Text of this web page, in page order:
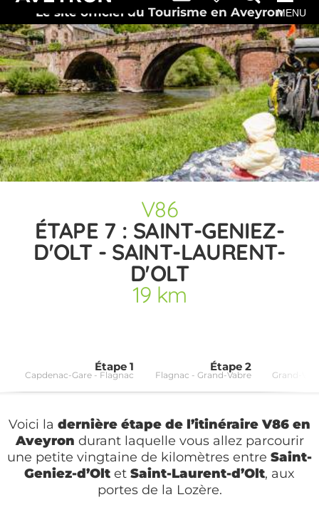
Le site officiel du Tourisme en AveyronMENU
V86
ÉTAPE 7 : SAINT-GENIEZ-
D'OLT - SAINT-LAURENT-
D'OLT
19 km
Étape 1
Capdenac-Gare - Flagnac
Étape 2
Flagnac - Grand-Vabre Grand-
Voici la dernière étape de l’itinéraire V86 en
Aveyron durant laquelle vous allez parcourir
une petite vingtaine de kilomètres entre Saint-
Geniez-d’Olt et Saint-Laurent-d’Olt, aux
portes de la Lozère.